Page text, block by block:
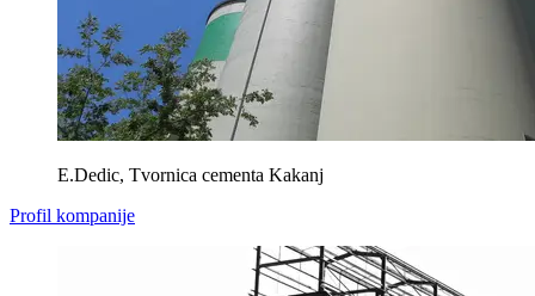
E.Dedic, Tvornica cementa Kakanj
Profil kompanije